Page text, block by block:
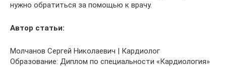
нужно обратиться за помощью к врачу.
Автор статьи:
Молчанов Сергей Николаевич | Кардиолог
Образование: Диплом по специальности «Кардиология»